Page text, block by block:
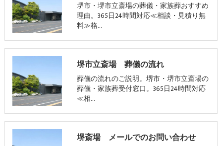
堺市・堺市立斎場の葬儀・家族葬おすすめ
理由。365日24時間対応≪相談・見積り無
料≫格…
堺市立斎場 葬儀の流れ
葬儀の流れのご説明。堺市・堺市立斎場の
葬儀・家族葬受付窓口。365日24時間対応
≪相…
堺斎場 メールでのお問い合わせ